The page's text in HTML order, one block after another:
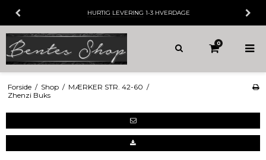
HURTIG LEVERING 1-3 HVERDAGE
0
Forside / Shop / MÆRKER STR. 42-60 /
Zhenzi Buks